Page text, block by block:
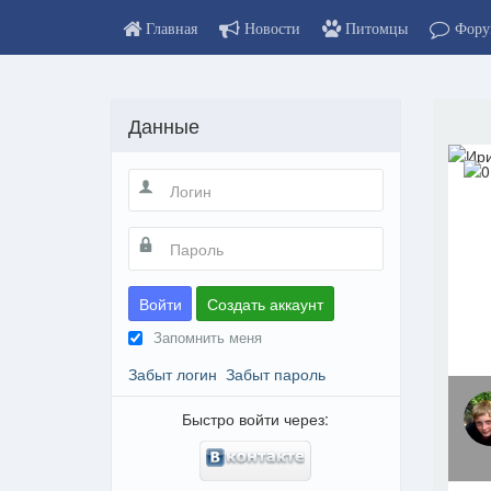
Главная Новости Питомцы
Данные
Войти Создать аккаунт
Запомнить меня
Забыт логин Забыт пароль
Быстро войти через: